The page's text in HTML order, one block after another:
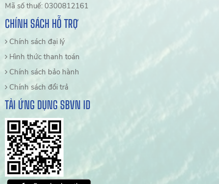
Mã số thuế: 0300812161
CHÍNH SÁCH HỖ TRỢ
Chính sách đại lý
Hình thức thanh toán
Chính sách bảo hành
Chính sách đổi trả
TẢI ỨNG DỤNG SBVN ID